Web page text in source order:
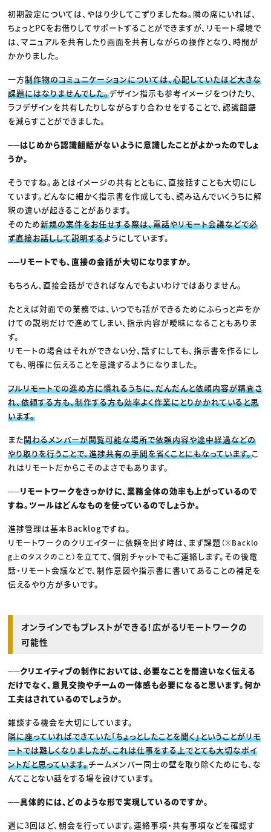
初期設定については、やはり少してこずりましたね。隣の席にいれば、
ちょっとPCをお借りしてサポートすることができますが、リモート環境で
は、マニュアルを共有したり画面を共有しながらの操作となり、時間が
かかりました。
一方制作物のコミュニケーションについては、心配していたほど大きな
課題にはなりませんでした。デザイン指示も参考イメージをつけたり、
ラフデザインを共有したりしながらすり合わせをすることで、認識齟齬
を減らすことができました。
──はじめから認識齟齬がないように意識したことがよかったのでしょ
うか。
そうですね。あとはイメージの共有とともに、直接話すことも大切にし
ています。どんなに細かく指示書を作成しても、読み込んでいくうちに解
釈の違いが起きることがあります。
そのため新規の案件をお任せする際は、電話やリモート会議などで必
ず直接お話しして説明するようにしています。
──リモートでも、直接の会話が大切になりますか。
もちろん、直接会話ができればなんでもよいわけではありません。
たとえば対面での業務では、いつでも話ができるためにふらっと声をか
けての説明だけで進めてしまい、指示内容が曖昧になることもありま
す。
リモートの場合はそれができない分、話すにしても、指示書を作るにし
ても、明確に伝えることを意識するようになりました。
フルリモートでの進め方に慣れるうちに、だんだんと依頼内容が精査さ
れ、依頼する方も、制作する方も効率よく作業にとりかかれていると思
います。
また関わるメンバーが閲覧可能な場所で依頼内容や途中経過などの
やり取りを行うことで、進捗共有の手間を省くことにもなっています。こ
れはリモートだからこそのよさでもあります。
──リモートワークをきっかけに、業務全体の効率も上がっているので
すね。ツールはどんなものを使っているのでしょうか。
進捗管理は基本Backlogですね。
リモートワークのクリエイターに依頼を出す時は、まず課題 （※Backlo
g上のタスクのこと） を立てて、個別チャットでもご連絡します。その後電
話・リモート会議などで、制作意図や指示書に書いてあることの補足を
伝えるやり方が多いです。
オンラインでもブレストができる！広がるリモートワークの
可能性
──クリエイティブの制作においては、必要なことを間違いなく伝える
だけでなく、意見交換やチームの一体感も必要になると思います。何か
工夫はされているのでしょうか。
雑談する機会を大切にしています。
隣に座っていればできていた「ちょっとしたことを聞く」ということがリモ
ートでは難しくなりましたが、これは仕事をする上でとても大切なポイ
ントだと思っています。チームメンバー同士の壁を取り除くためにも、な
んてことない話をする場を設けています。
──具体的には、どのような形で実現しているのですか。
週に3回ほど、朝会を行っています。連絡事項・共有事項などを確認す